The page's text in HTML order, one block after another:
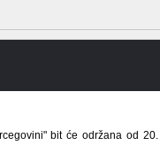
bit će održana od